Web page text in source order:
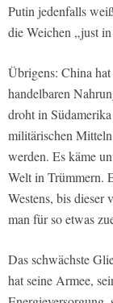
Putin jedenfalls
die Weichen „just
Übrigens: China
handelbaren
droht in
militärischen
werden. Es käme
Welt in Trümmern.
Westens, bis dieser
man für so etwas
Das schwächste
hat seine Armee,